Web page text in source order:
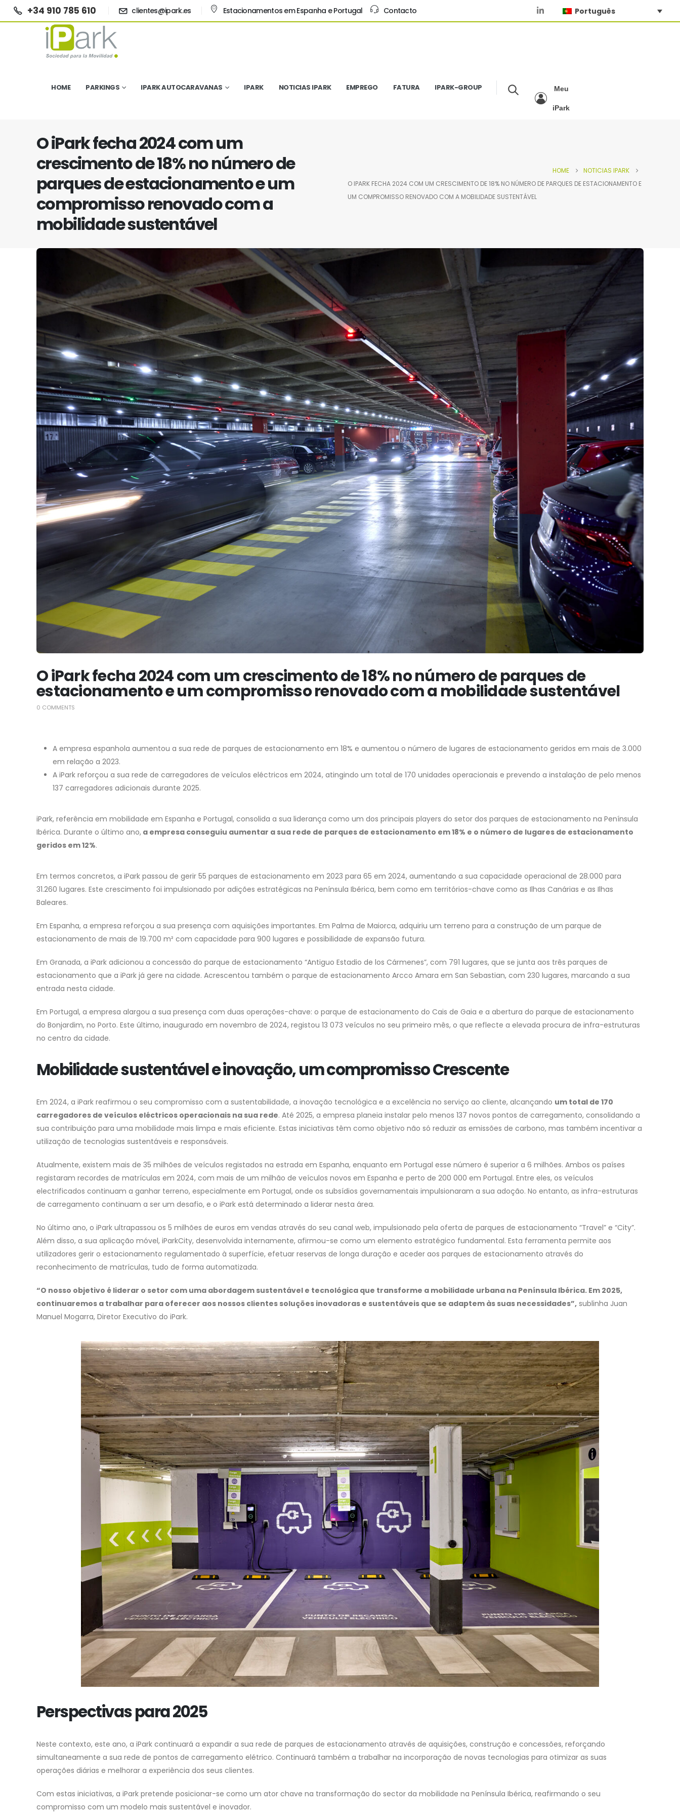
+34 910 785 610 clientes@ipark.es Estacionamentos em Espanha e Portugal Contacto Português
HOME PARKINGS IPARK AUTOCARAVANAS IPARK NOTICIAS IPARK EMPREGO FATURA IPARK-GROUP Meu
iPark
O iPark fecha 2024 com um
crescimento de 18% no número de
parques de estacionamento e um
compromisso renovado com a
mobilidade sustentável
HOME
NOTICIAS IPARK
O IPARK FECHA 2024 COM UM CRESCIMENTO DE 18% NO NÚMERO DE PARQUES DE ESTACIONAMENTO E
UM COMPROMISSO RENOVADO COM A MOBILIDADE SUSTENTÁVEL
O iPark fecha 2024 com um crescimento de 18% no número de parques de
estacionamento e um compromisso renovado com a mobilidade sustentável
0 COMMENTS
A empresa espanhola aumentou a sua rede de parques de estacionamento em 18% e aumentou o número de lugares de estacionamento geridos em mais de 3.000
em relação a 2023.
A iPark reforçou a sua rede de carregadores de veículos eléctricos em 2024, atingindo um total de 170 unidades operacionais e prevendo a instalação de pelo menos
137 carregadores adicionais durante 2025.
iPark, referência em mobilidade em Espanha e Portugal, consolida a sua liderança como um dos principais players do setor dos parques de estacionamento na Península
Ibérica. Durante o último ano, a empresa conseguiu aumentar a sua rede de parques de estacionamento em 18% e o número de lugares de estacionamento
geridos em 12%.
Em termos concretos, a iPark passou de gerir 55 parques de estacionamento em 2023 para 65 em 2024, aumentando a sua capacidade operacional de 28.000 para
31.260 lugares. Este crescimento foi impulsionado por adições estratégicas na Península Ibérica, bem como em territórios-chave como as Ilhas Canárias e as Ilhas
Baleares.
Em Espanha, a empresa reforçou a sua presença com aquisições importantes. Em Palma de Maiorca, adquiriu um terreno para a construção de um parque de
estacionamento de mais de 19.700 m² com capacidade para 900 lugares e possibilidade de expansão futura.
Em Granada, a iPark adicionou a concessão do parque de estacionamento “Antiguo Estadio de los Cármenes”, com 791 lugares, que se junta aos três parques de
estacionamento que a iPark já gere na cidade. Acrescentou também o parque de estacionamento Arcco Amara em San Sebastian, com 230 lugares, marcando a sua
entrada nesta cidade.
Em Portugal, a empresa alargou a sua presença com duas operações-chave: o parque de estacionamento do Cais de Gaia e a abertura do parque de estacionamento
do Bonjardim, no Porto. Este último, inaugurado em novembro de 2024, registou 13 073 veículos no seu primeiro mês, o que reflecte a elevada procura de infra-estruturas
no centro da cidade.
Mobilidade sustentável e inovação, um compromisso Crescente
Em 2024, a iPark reafirmou o seu compromisso com a sustentabilidade, a inovação tecnológica e a excelência no serviço ao cliente, alcançando um total de 170
carregadores de veículos eléctricos operacionais na sua rede. Até 2025, a empresa planeia instalar pelo menos 137 novos pontos de carregamento, consolidando a
sua contribuição para uma mobilidade mais limpa e mais eficiente. Estas iniciativas têm como objetivo não só reduzir as emissões de carbono, mas também incentivar a
utilização de tecnologias sustentáveis e responsáveis.
Atualmente, existem mais de 35 milhões de veículos registados na estrada em Espanha, enquanto em Portugal esse número é superior a 6 milhões. Ambos os países
registaram recordes de matrículas em 2024, com mais de um milhão de veículos novos em Espanha e perto de 200 000 em Portugal. Entre eles, os veículos
electrificados continuam a ganhar terreno, especialmente em Portugal, onde os subsídios governamentais impulsionaram a sua adoção. No entanto, as infra-estruturas
de carregamento continuam a ser um desafio, e o iPark está determinado a liderar nesta área.
No último ano, o iPark ultrapassou os 5 milhões de euros em vendas através do seu canal web, impulsionado pela oferta de parques de estacionamento “Travel” e “City”.
Além disso, a sua aplicação móvel, iParkCity, desenvolvida internamente, afirmou-se como um elemento estratégico fundamental. Esta ferramenta permite aos
utilizadores gerir o estacionamento regulamentado à superfície, efetuar reservas de longa duração e aceder aos parques de estacionamento através do
reconhecimento de matrículas, tudo de forma automatizada.
“O nosso objetivo é liderar o setor com uma abordagem sustentável e tecnológica que transforme a mobilidade urbana na Península Ibérica. Em 2025,
continuaremos a trabalhar para oferecer aos nossos clientes soluções inovadoras e sustentáveis que se adaptem às suas necessidades”, sublinha Juan
Manuel Mogarra, Diretor Executivo do iPark.
Perspectivas para 2025
Neste contexto, este ano, a iPark continuará a expandir a sua rede de parques de estacionamento através de aquisições, construção e concessões, reforçando
simultaneamente a sua rede de pontos de carregamento elétrico. Continuará também a trabalhar na incorporação de novas tecnologias para otimizar as suas
operações diárias e melhorar a experiência dos seus clientes.
Com estas iniciativas, a iPark pretende posicionar-se como um ator chave na transformação do sector da mobilidade na Península Ibérica, reafirmando o seu
compromisso com um modelo mais sustentável e inovador.